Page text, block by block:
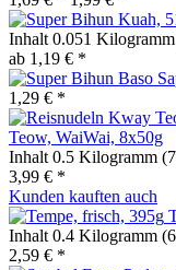
Inhalt 0.051 Kilogramm
ab 1,19 € *
1,29 € *
Teow, WaiWai, 8x50g
Inhalt 0.5 Kilogramm
3,99 € *
Kunden kauften auch
Inhalt 0.4 Kilogramm
2,59 € *